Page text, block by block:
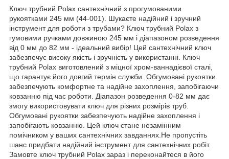
Ключ трубний Polax сантехнічний з прогумованими
рукоятками 245 мм (44-001). Шукаєте надійний і зручний
інструмент для роботи з трубами? Ключ трубний Polax з
гумовими ручками довжиною 245 мм і діапазоном розведення
від 0 мм до 82 мм - ідеальний вибір! Цей сантехнічний ключ
забезпечує високу якість і зручність у використанні. Ключ
трубний Polax виготовлений з міцної хром-ваннадієвої сталі,
що гарантує його довгий термін служби. Обгумовані рукоятки
забезпечують комфортне та надійне захоплення, запобігаючи
ковзанню під час роботи. Діапазон розведення 0-82 мм дає
змогу використовувати ключ для різних розмірів труб.
Обгумовані рукоятки забезпечують надійне захоплення і
запобігають ковзанню. Цей ключ стане незамінним
помічником у ваших сантехнічних завданнях.Не пропустіть
шанс придбати надійний інструмент для сантехнічних робіт.
Замовте ключ трубний Polax зараз і переконайтеся в його